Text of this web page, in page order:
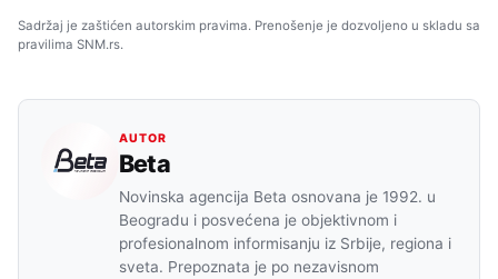
Sadržaj je zaštićen autorskim pravima. Prenošenje je dozvoljeno u skladu sa
pravilima SNM.rs.
AUTOR
Beta
Novinska agencija Beta osnovana je 1992. u
Beogradu i posvećena je objektivnom i
profesionalnom informisanju iz Srbije, regiona i
sveta. Prepoznata je po nezavisnom